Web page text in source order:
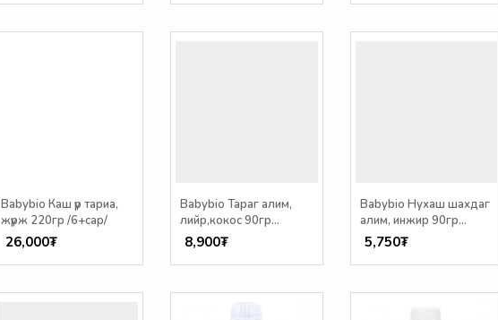
Babybio Каш үр тариа,
жүрж 220гр /6+сар/
26,000₮
Babybio Тараг алим,
лийр,кокос 90гр
/6+сар/
8,900₮
Babybio Нухаш шахдаг
алим, инжир 90гр
/6+сар/
5,750₮